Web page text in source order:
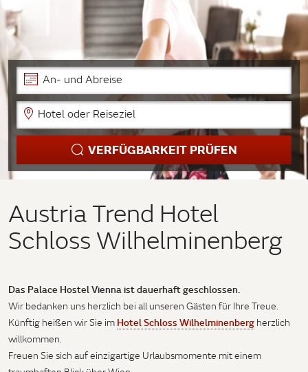
An- und Abreise
Hotel oder Reiseziel
VERFÜGBARKEIT PRÜFEN
Austria Trend Hotel
Schloss Wilhelminenberg
Das Palace Hostel Vienna ist dauerhaft geschlossen.
Wir bedanken uns herzlich bei all unseren Gästen für Ihre Treue.
Künftig heißen wir Sie im Hotel Schloss Wilhelminenberg herzlich
willkommen.
Freuen Sie sich auf einzigartige Urlaubsmomente mit einem